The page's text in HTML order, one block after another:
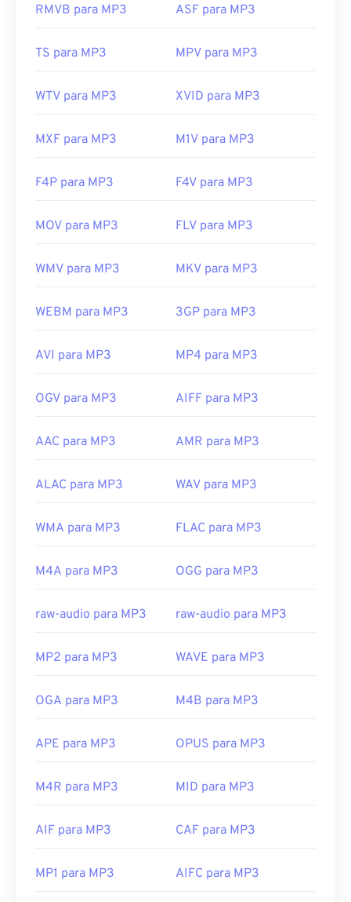
felizmente agora está desativado e não representa
Desenvolvido por:
Moving Pictures
Links úteis:
https://mpeg.chiariglione.org/standards/mpeg-
RMVB para MP3 ASF para MP3
TS para MP3 MPV para MP3
WTV para MP3 XVID para MP3
MXF para MP3 M1V para MP3
F4P para MP3 F4V para MP3
MOV para MP3 FLV para MP3
WMV para MP3 MKV para MP3
WEBM para MP3 3GP para MP3
AVI para MP3 MP4 para MP3
OGV para MP3 AIFF para MP3
AAC para MP3 AMR para MP3
ALAC para MP3 WAV para MP3
WMA para MP3 FLAC para MP3
M4A para MP3 OGG para MP3
raw-audio para MP3 raw-audio para MP3
MP2 para MP3 WAVE para MP3
OGA para MP3 M4B para MP3
APE para MP3 OPUS para MP3
M4R para MP3 MID para MP3
AIF para MP3 CAF para MP3
MP1 para MP3 AIFC para MP3